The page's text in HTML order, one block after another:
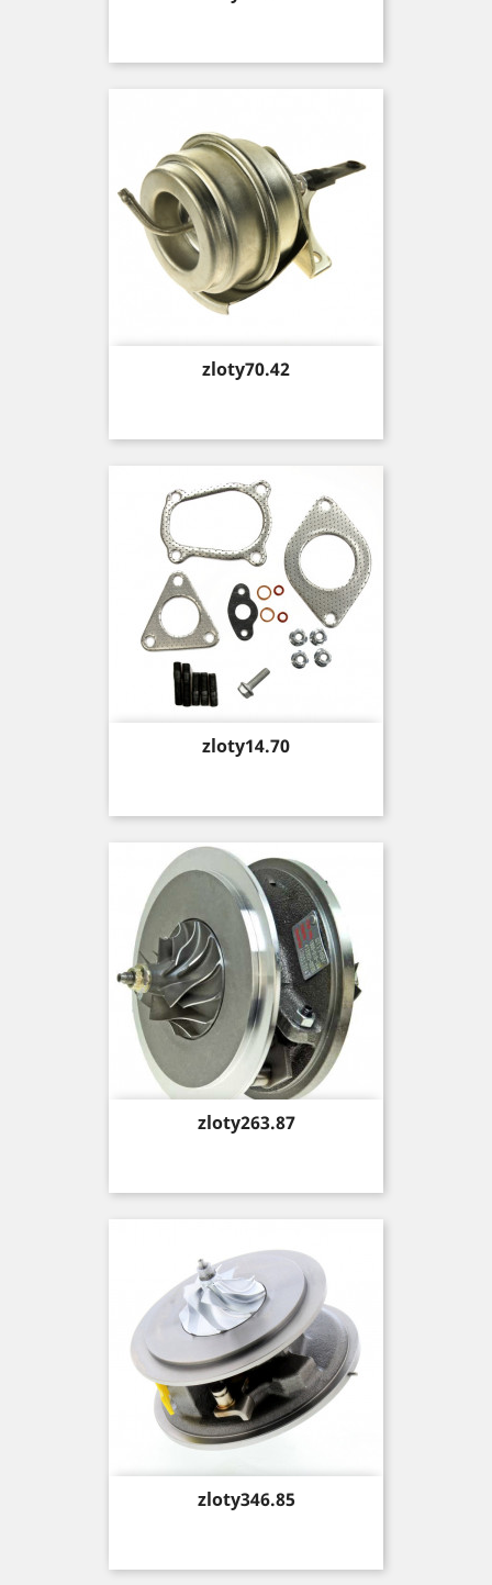
Price
zloty70.42
Price
zloty14.70
Price
zloty263.87
Price
zloty346.85